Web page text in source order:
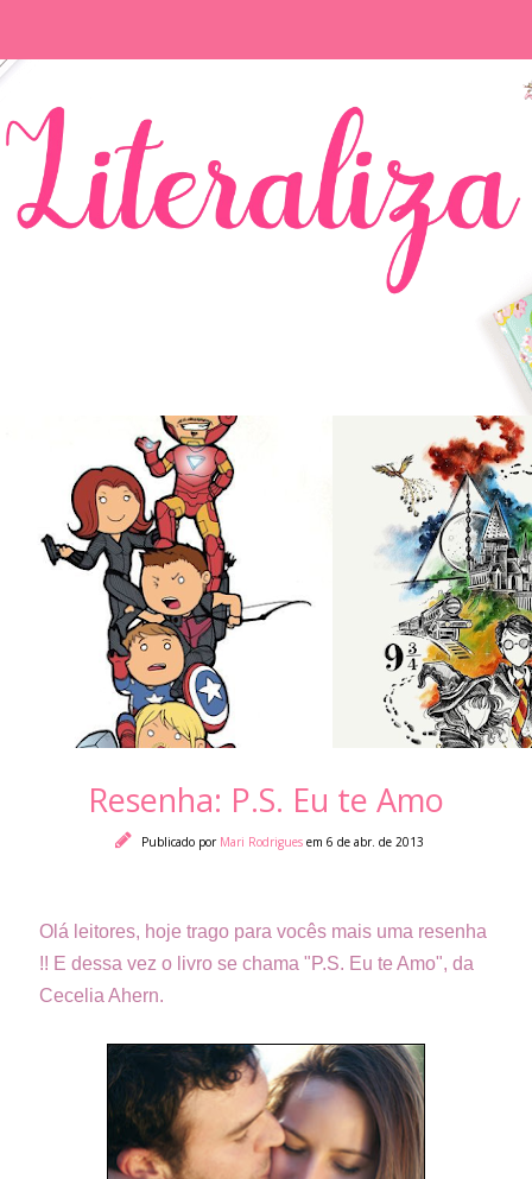
Resenha: P.S. Eu te Amo
Publicado por Mari Rodrigues em 6 de abr. de 2013
Olá leitores, hoje trago para vocês mais uma resenha
!! E dessa vez o livro se chama "P.S. Eu te Amo", da
Cecelia Ahern.